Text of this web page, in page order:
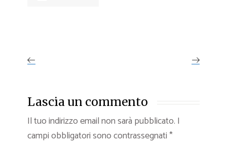
Lascia un commento
Il tuo indirizzo email non sarà pubblicato. I
campi obbligatori sono contrassegnati*